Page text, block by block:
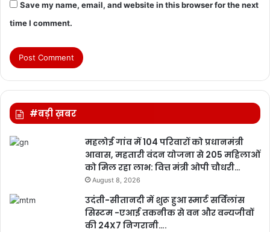
Save my name, email, and website in this browser for the next
time I comment.
#बड़ी ख़बर
महलोई गांव में 104 परिवारों को प्रधानमंत्री
आवास, महतारी वंदन योजना से 205 महिलाओं
को मिल रहा लाभ: वित्त मंत्री ओपी चौधरी…
August 8, 2026
उदंती-सीतानदी में शुरू हुआ स्मार्ट सर्विलांस
सिस्टम -एआई तकनीक से वन और वन्यजीवों
की 24X7 निगरानी….